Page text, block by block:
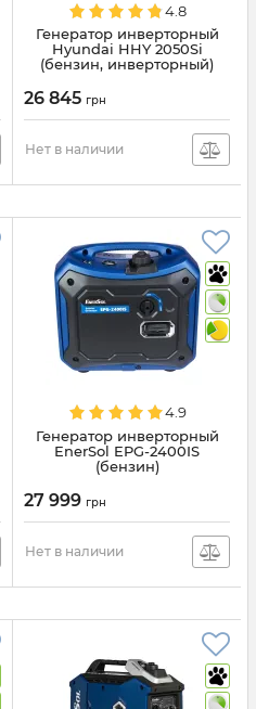
4.8
Генератор инверторный
Hyundai HHY 2050Si
(бензин, инверторный)
26 845 грн
Нет в наличии
4.9
Генератор инверторный
EnerSol EPG-2400IS
(бензин)
27 999 грн
Нет в наличии